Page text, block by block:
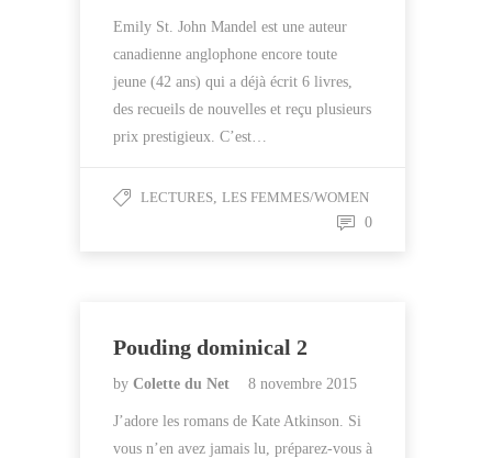
Emily St. John Mandel est une auteur
canadienne anglophone encore toute
jeune (42 ans) qui a déjà écrit 6 livres,
des recueils de nouvelles et reçu plusieurs
prix prestigieux. C’est…
LECTURES, LES FEMMES/WOMEN
0
Pouding dominical 2
by Colette du Net 8 novembre 2015
J’adore les romans de Kate Atkinson. Si
vous n’en avez jamais lu, préparez-vous à